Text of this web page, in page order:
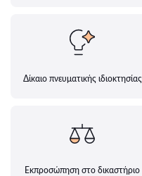
Δίκαιο πνευματικής ιδιοκτησίας
Εκπροσώπηση στο δικαστήριο